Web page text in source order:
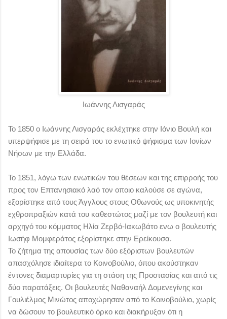
Ιωάννης Λισγαράς
Το 1850 ο Ιωάννης Λισγαράς εκλέχτηκε στην Ιόνιο Βουλή και
υπερψήφισε με τη σειρά του το ενωτικό ψήφισμα των Ιονίων
Νήσων με την Ελλάδα.
Το 1851, λόγω των ενωτικών του θέσεων και της επιρροής του
προς τον Επτανησιακό λαό τον οποιο καλούσε σε αγώνα,
εξορίστηκε από τους Άγγλους στους Οθωνούς ως υποκινητής
εχθροπραξιών κατά του καθεστώτος μαζί με τον βουλευτή και
αρχηγό του κόμματος Ηλία Ζερβό-Ιακωβάτο ενω ο βουλευτής
Ιωσήφ Μομφεράτος εξορίστηκε στην Ερείκουσα.
Το ζήτημα της απουσίας των δύο εξόριστων βουλευτών
απασχόλησε ιδιαίτερα το Κοινοβούλιο, όπου ακούστηκαν
έντονες διαμαρτυρίες για τη στάση της Προστασίας και από τις
δύο παρατάξεις. Οι βουλευτές Ναθαναήλ Δομενεγίνης και
Γουλιέλμος Μινώτος αποχώρησαν από το Κοινοβούλιο, χωρίς
να δώσουν το βουλευτικό όρκο και διακήρυξαν ότι η